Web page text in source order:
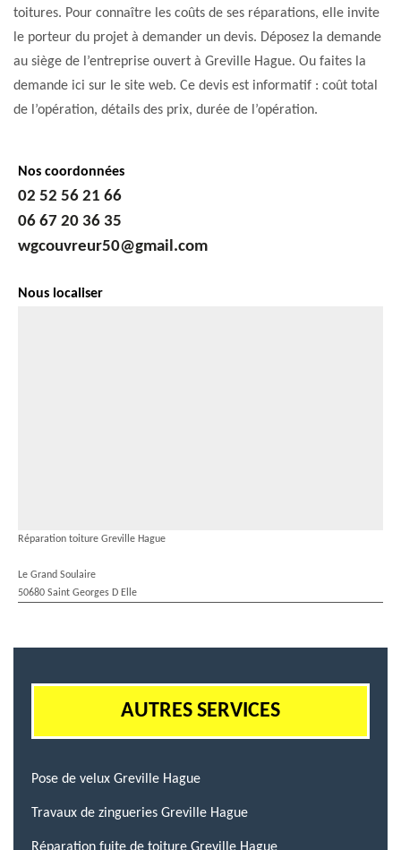
toitures. Pour connaître les coûts de ses réparations, elle invite
le porteur du projet à demander un devis. Déposez la demande
au siège de l’entreprise ouvert à Greville Hague. Ou faites la
demande ici sur le site web. Ce devis est informatif : coût total
de l’opération, détails des prix, durée de l’opération.
Nos coordonnées
02 52 56 21 66
06 67 20 36 35
wgcouvreur50@gmail.com
Nous localiser
Réparation toiture Greville Hague
Le Grand Soulaire
50680 Saint Georges D Elle
AUTRES SERVICES
Pose de velux Greville Hague
Travaux de zingueries Greville Hague